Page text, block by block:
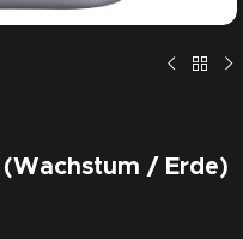
(Wachstum / Erde)